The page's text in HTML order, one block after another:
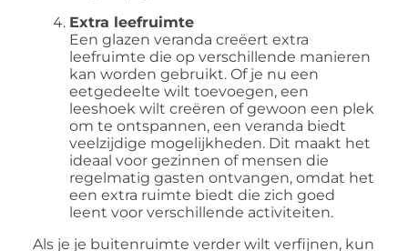
Extra leefruimte
Een glazen veranda creëert extra
leefruimte die op verschillende manieren
kan worden gebruikt. Of je nu een
eetgedeelte wilt toevoegen, een
leeshoek wilt creëren of gewoon een plek
om te ontspannen, een veranda biedt
veelzijdige mogelijkheden. Dit maakt het
ideaal voor gezinnen of mensen die
regelmatig gasten ontvangen, omdat het
een extra ruimte biedt die zich goed
leent voor verschillende activiteiten.
Als je je buitenruimte verder wilt verfijnen, kun